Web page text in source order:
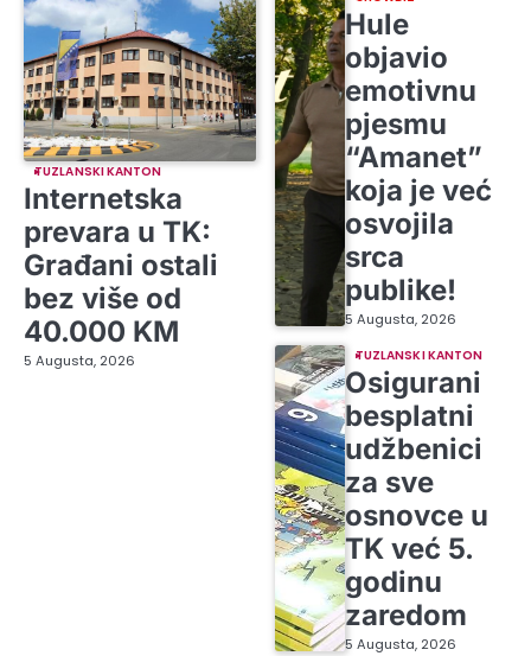
TUZLANSKI KANTON
Internetska
prevara u TK:
Građani ostali
bez više od
40.000 KM
5 Augusta, 2026
Hule
objavio
emotivnu
pjesmu
“Amanet”
koja je već
osvojila
srca
publike!
5 Augusta, 2026
TUZLANSKI KANTON
Osigurani
besplatni
udžbenici
za sve
osnovce u
TK već 5.
godinu
zaredom
5 Augusta, 2026